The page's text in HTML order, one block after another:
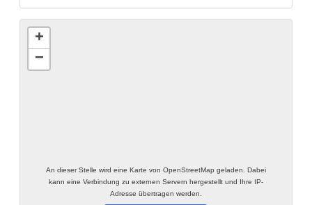
An dieser Stelle wird eine Karte von OpenStreetMap geladen. Dabei
kann eine Verbindung zu externen Servern hergestellt und Ihre IP-
Adresse übertragen werden.
+
−